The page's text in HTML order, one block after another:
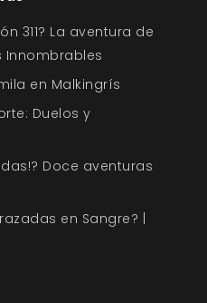
311? La aventura de
Innombrables
en Malkingrís
Duelos y
Doce aventuras
en Sangre? |